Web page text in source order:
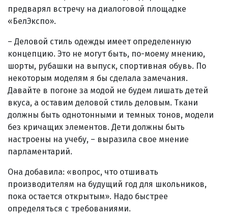
предварял встречу на диалоговой площадке
«БелЭкспо».
– Деловой стиль одежды имеет определенную
концепцию. Это не могут быть, по-моему мнению,
шорты, рубашки на выпуск, спортивная обувь. По
некоторым моделям я бы сделала замечания.
Давайте в погоне за модой не будем лишать детей
вкуса, а оставим деловой стиль деловым. Ткани
должны быть однотонными и темных тонов, модели
без кричащих элементов. Дети должны быть
настроены на учебу, – выразила свое мнение
парламентарий.
Она добавила: «вопрос, что отшивать
производителям на будущий год для школьников,
пока остается открытым». Надо быстрее
определяться с требованиями.